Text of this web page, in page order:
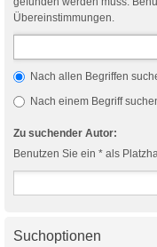
Übereinstimmungen.
Nach allen Begriffen
Nach einem Begriff
Zu suchender Autor:
Benutzen Sie ein * als
Suchoptionen